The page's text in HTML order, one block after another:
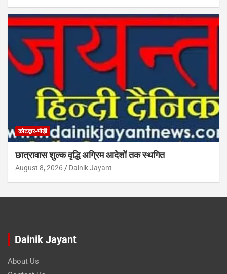
कोटद्वार-पौड़ी
छात्रावास शुल्क वृद्धि अग्रिम आदेशों तक स्थगित
August 8, 2026 Dainik Jayant
Dainik Jayant
About Us